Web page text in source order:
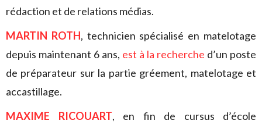
rédaction et de relations médias.
MARTIN ROTH, technicien spécialisé en matelotage
depuis maintenant 6 ans, est à la recherche d’un poste
de préparateur sur la partie gréement, matelotage et
accastillage.
MAXIME RICOUART, en fin de cursus d’école